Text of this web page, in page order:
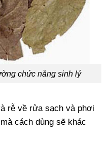
chức năng sinh lý
rễ về rửa sạch và phơi
cách dùng sẽ khác